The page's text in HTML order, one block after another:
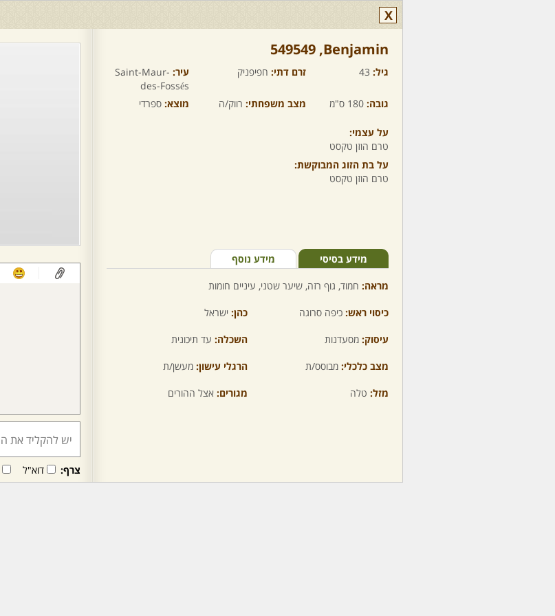
X
Benjamin,‏ 549549
גיל: 43 זרם דתי: חפיפניק עיר: Saint-Maur-
des-Fossés
גובה: 180 ס"מ מצב משפחתי: רווק/ה מוצא: ספרדי
על עצמי:
טרם הוזן טקסט
על בת הזוג המבוקשת:
טרם הוזן טקסט
מידע בסיסי מידע נוסף
מראה: חמוד, גוף רזה, שיער שטני, עיניים חומות
כיסוי ראש: כיפה סרוגה כהן: ישראל
עיסוק: מסעדנות השכלה: עד תיכונית
מצב כלכלי: מבוסס/ת הרגלי עישון: מעשן/ת
מזל: טלה מגורים: אצל ההורים
צרף: דוא"ל